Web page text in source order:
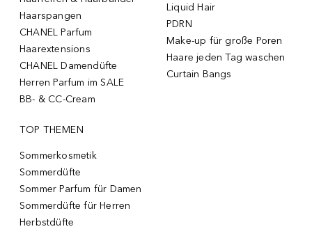
Haarspangen
CHANEL Parfum
Haarextensions
CHANEL Damendüfte
Herren Parfum im SALE
BB- & CC-Cream
Liquid Hair
PDRN
Make-up für große Poren
Haare jeden Tag waschen
Curtain Bangs
TOP THEMEN
Sommerkosmetik
Sommerdüfte
Sommer Parfum für Damen
Sommerdüfte für Herren
Herbstdüfte